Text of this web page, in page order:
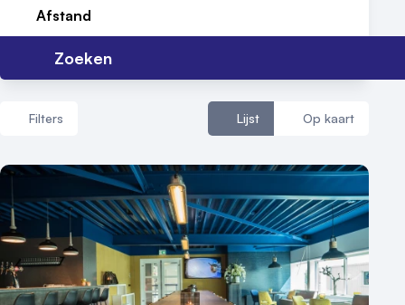
Contact
Afstand
Zoeken
Filters Lijst Op kaart
Aantal zalen
1 - 5 zalen
6 - 10 zalen
10 of meer zalen